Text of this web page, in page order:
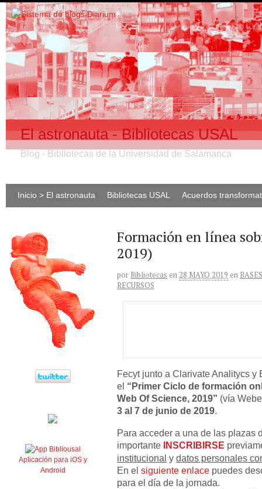
El astronauta - Bibliotecas USAL
Blog - Bibliotecas de la Universidad de Salamanca
Inicio > El astronauta Bibliotecas USAL Acuerdos
Formación en línea
2019)
por Bibliotecas en 28 MAYO 2019 en
RECURSOS
Fecyt junto a Clarivate Analitycs y
el “Primer Ciclo de formación
Web Of Science, 2019” (vía
3 al 7 de junio de 2019.
Para acceder a una de las plazas
importante INSCRIBIRSE
institucional y datos personales
En el siguiente enlace puedes
para el día de la jornada.
Aplicación para iOS y
Android